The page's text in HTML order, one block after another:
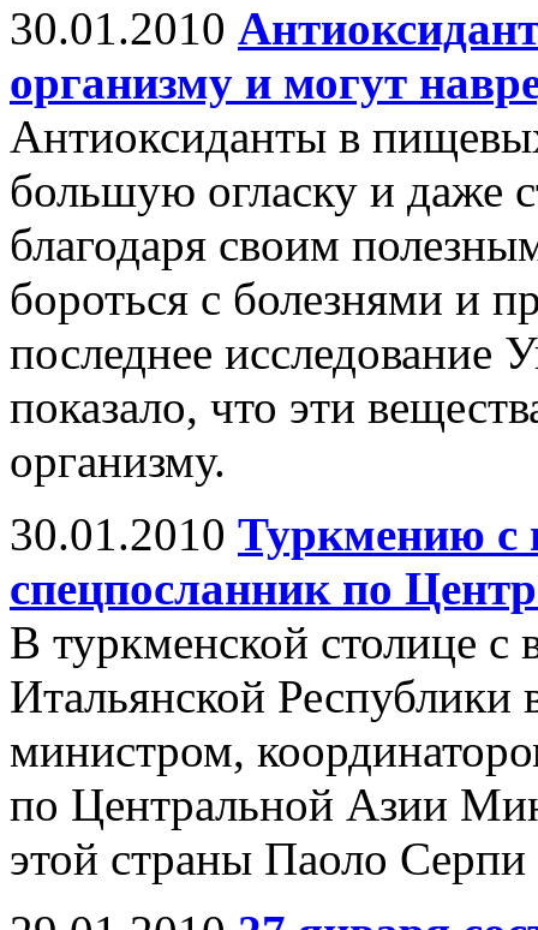
30.01.2010
организму и могут
Антиоксиданты в
большую огласку и даже
благодаря своим
бороться с болезнями и
последнее исследование
показало, что эти
организму.
30.01.2010 Туркмению с
спецпосланник по
В туркменской столице с
Итальянской Республики
министром,
по Центральной Азии
этой страны Паоло Серпи